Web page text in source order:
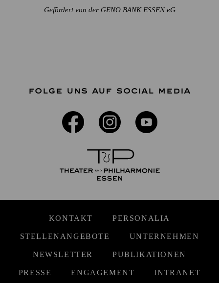
Gefördert von der GENO BANK ESSEN eG
FOLGE UNS AUF SOCIAL MEDIA
KONTAKT PERSONALIA
STELLENANGEBOTE UNTERNEHMEN
NEWSLETTER PUBLIKATIONEN
PRESSE ENGAGEMENT INTRANET